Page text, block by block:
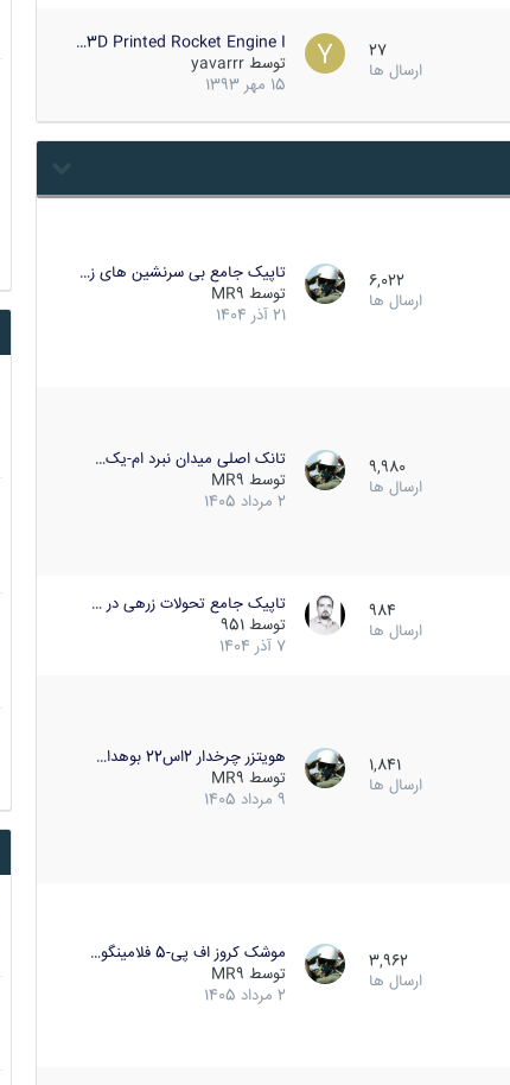
27
ارسال ها
3D Printed Rocket Engine I…
توسط yavarrr
15 مهر 1393
6,022
ارسال ها
تاپیک جامع بی سرنشین های ز…
توسط MR9
21 آذر 1404
9,980
ارسال ها
تانک اصلی میدان نبرد ام-یک…
توسط MR9
2 مرداد 1405
984
ارسال ها
تاپیک جامع تحولات زرهی در …
توسط 951
7 آذر 1404
1,841
ارسال ها
هویتزر چرخدار 2اس22 بوهدا…
توسط MR9
9 مرداد 1405
3,962
ارسال ها
موشک کروز اف پی-5 فلامینگو…
توسط MR9
2 مرداد 1405